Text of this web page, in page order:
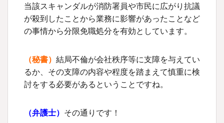
当該スキャンダルが消防署員や市民に広がり抗議
が殺到したことから業務に影響があったことなど
の事情から分限免職処分を有効としています。
（秘書） 結局不倫が会社秩序等に支障を与えてい
るか、その支障の内容や程度を踏まえて慎重に検
討をする必要があるということですね。
（弁護士） その通りです！